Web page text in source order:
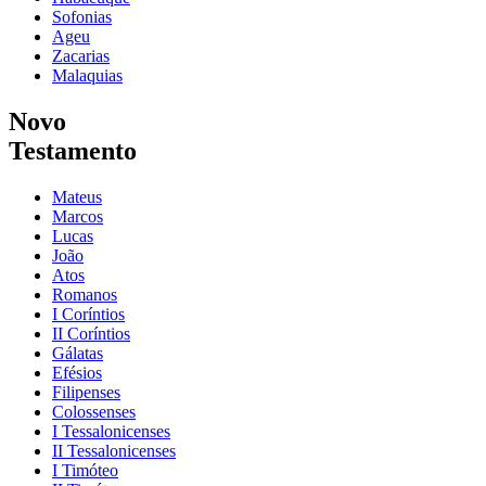
Sofonias
Ageu
Zacarias
Malaquias
Novo
Testamento
Mateus
Marcos
Lucas
João
Atos
Romanos
I Coríntios
II Coríntios
Gálatas
Efésios
Filipenses
Colossenses
I Tessalonicenses
II Tessalonicenses
I Timóteo